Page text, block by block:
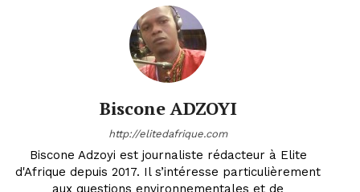
Biscone ADZOYI
http://elitedafrique.com
Biscone Adzoyi est journaliste rédacteur à Elite
d'Afrique depuis 2017. Il s’intéresse particulièrement
aux questions environnementales et de